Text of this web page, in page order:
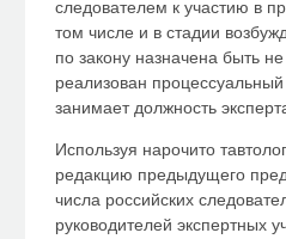
следователем к участию в
том числе и в стадии
по закону назначена быть
реализован
занимает должность
Используя нарочито
редакцию предыдущего
числа российских
руководителей экспертных